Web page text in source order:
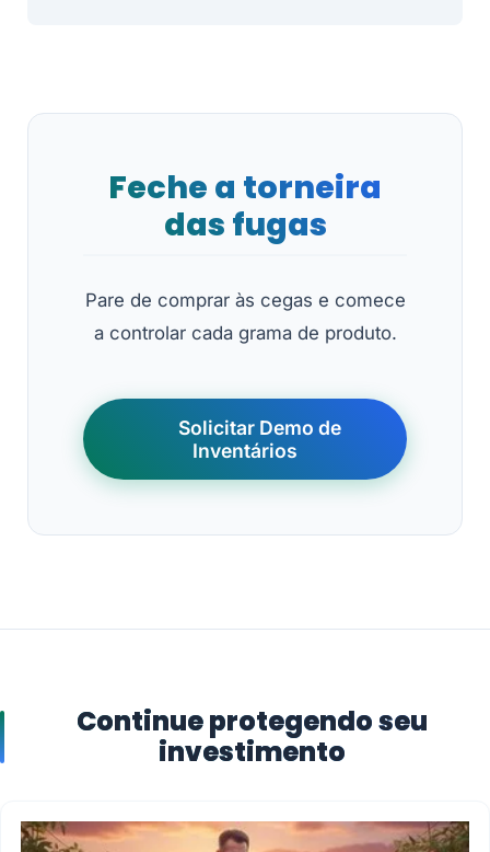
Feche a torneira
das fugas
Pare de comprar às cegas e comece
a controlar cada grama de produto.
Solicitar Demo de
Inventários
Continue protegendo seu
investimento